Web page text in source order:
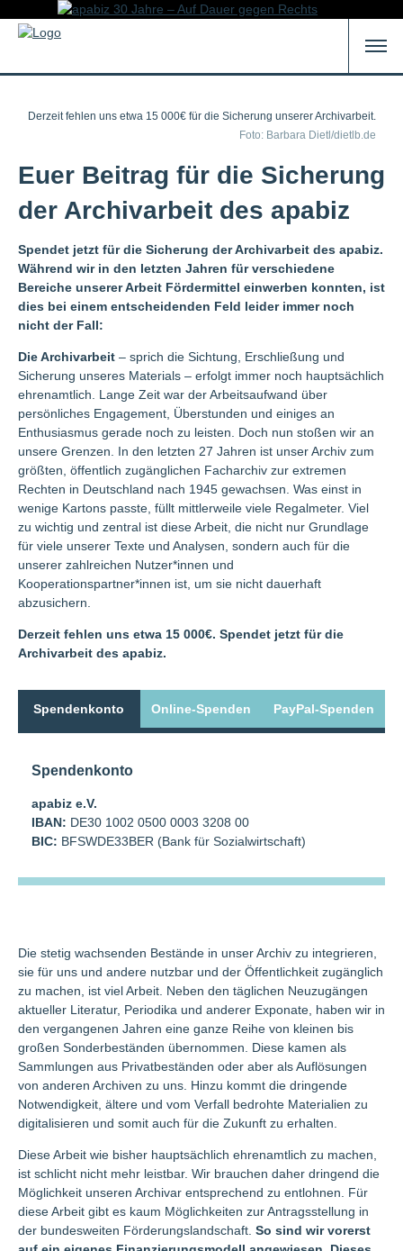
Derzeit fehlen uns etwa 15 000€ für die Sicherung unserer Archivarbeit.
Foto: Barbara Dietl/dietlb.de
Euer Beitrag für die Sicherung
der Archivarbeit des apabiz
Spendet jetzt für die Sicherung der Archivarbeit des apabiz.
Während wir in den letzten Jahren für verschiedene
Bereiche unserer Arbeit Fördermittel einwerben konnten, ist
dies bei einem entscheidenden Feld leider immer noch
nicht der Fall:
Die Archivarbeit – sprich die Sichtung, Erschließung und
Sicherung unseres Materials – erfolgt immer noch hauptsächlich
ehrenamtlich. Lange Zeit war der Arbeitsaufwand über
persönliches Engagement, Überstunden und einiges an
Enthusiasmus gerade noch zu leisten. Doch nun stoßen wir an
unsere Grenzen. In den letzten 27 Jahren ist unser Archiv zum
größten, öffentlich zugänglichen Facharchiv zur extremen
Rechten in Deutschland nach 1945 gewachsen. Was einst in
wenige Kartons passte, füllt mittlerweile viele Regalmeter. Viel
zu wichtig und zentral ist diese Arbeit, die nicht nur Grundlage
für viele unserer Texte und Analysen, sondern auch für die
unserer zahlreichen Nutzer*innen und
Kooperationspartner*innen ist, um sie nicht dauerhaft
abzusichern.
Derzeit fehlen uns etwa 15 000€. Spendet jetzt für die
Archivarbeit des apabiz.
Spendenkonto Online-Spenden PayPal-Spenden
Spendenkonto
apabiz e.V.
IBAN: DE30 1002 0500 0003 3208 00
BIC: BFSWDE33BER (Bank für Sozialwirtschaft)
Die stetig wachsenden Bestände in unser Archiv zu integrieren,
sie für uns und andere nutzbar und der Öffentlichkeit zugänglich
zu machen, ist viel Arbeit. Neben den täglichen Neuzugängen
aktueller Literatur, Periodika und anderer Exponate, haben wir in
den vergangenen Jahren eine ganze Reihe von kleinen bis
großen Sonderbeständen übernommen. Diese kamen als
Sammlungen aus Privatbeständen oder aber als Auflösungen
von anderen Archiven zu uns. Hinzu kommt die dringende
Notwendigkeit, ältere und vom Verfall bedrohte Materialien zu
digitalisieren und somit auch für die Zukunft zu erhalten.
Diese Arbeit wie bisher hauptsächlich ehrenamtlich zu machen,
ist schlicht nicht mehr leistbar. Wir brauchen daher dringend die
Möglichkeit unseren Archivar entsprechend zu entlohnen. Für
diese Arbeit gibt es kaum Möglichkeiten zur Antragsstellung in
der bundesweiten Förderungslandschaft. So sind wir vorerst